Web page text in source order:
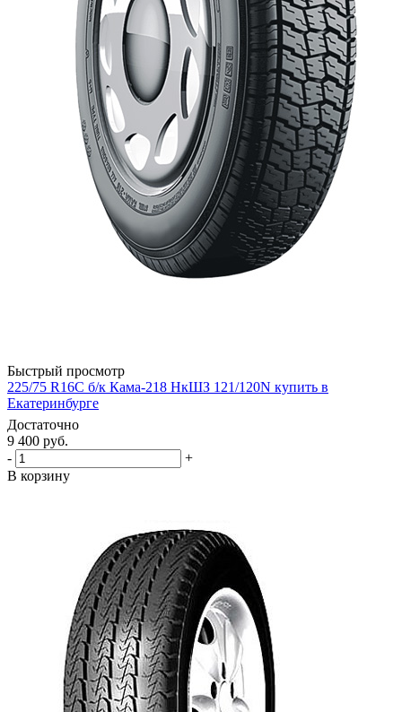
Быстрый просмотр
225/75 R16С б/к Кама-218 НкШЗ 121/120N купить в
Екатеринбурге
Достаточно
9 400 руб.
-
+
В корзину